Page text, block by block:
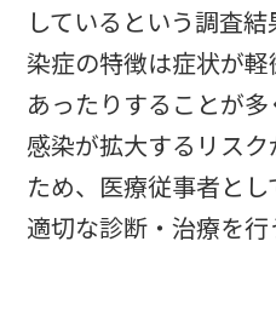
しているという調査
染症の特徴は症状が
あったりすることが
感染が拡大するリス
ため、医療従事者とし
適切な診断・治療を行